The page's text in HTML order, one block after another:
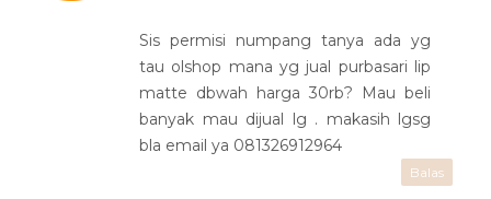
Sis permisi numpang tanya ada yg
tau olshop mana yg jual purbasari lip
matte dbwah harga 30rb? Mau beli
banyak mau dijual lg . makasih lgsg
bla email ya 081326912964
Balas